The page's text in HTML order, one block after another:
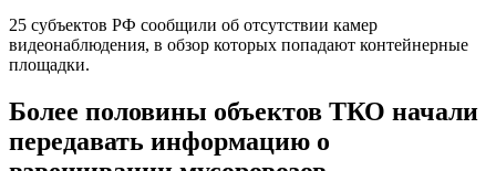
25 субъектов РФ сообщили об отсутствии камер
видеонаблюдения, в обзор которых попадают контейнерные
площадки.
Более половины объектов ТКО начали
передавать информацию о